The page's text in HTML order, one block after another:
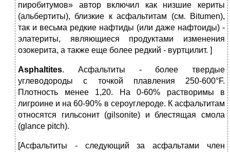
пиробитумов» автор включил как низшие кериты
(альбертиты), близкие к асфальтитам (см. Bitumen),
так и весьма редкие нафтиды (или даже нафтоиды) ‑
элатериты, являющиеся продуктами изменения
озокерита, а также еще более редкий ‑ вуртцилит. ]
Asphaltites. Асфальтиты - более твердые
углеводороды с точкой плавления 250-600°F.
Плотность менее 1,20. На 0-60% растворимы в
лигроине и на 60-90% в сероуглероде. К асфальтитам
относятся гильсонит (gilsonite) и блестящая смола
(glance pitch).
[Асфальтиты ‑ следующий за асфальтами член